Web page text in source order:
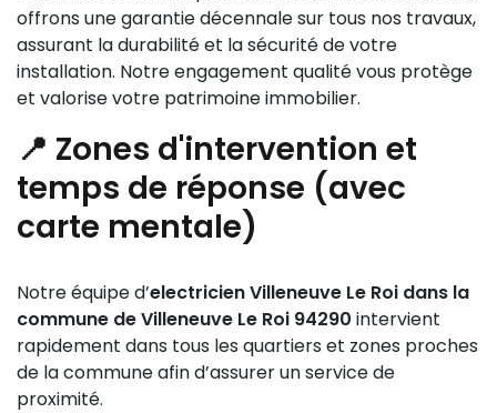
offrons une garantie décennale sur tous nos travaux,
assurant la durabilité et la sécurité de votre
installation. Notre engagement qualité vous protège
et valorise votre patrimoine immobilier.
📍 Zones d'intervention et
temps de réponse (avec
carte mentale)
Notre équipe d’electricien Villeneuve Le Roi dans la
commune de Villeneuve Le Roi 94290 intervient
rapidement dans tous les quartiers et zones proches
de la commune afin d’assurer un service de
proximité.